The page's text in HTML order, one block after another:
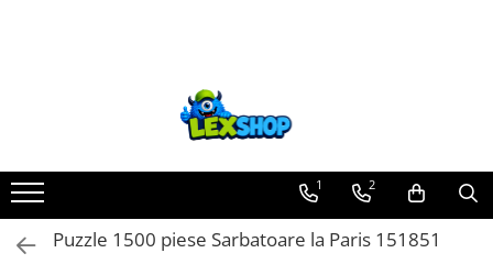
Board Games
Extensii boardgames
Card Games (jocuri cu carti)
1 2
Puzzle 1500 piese Sarbatoare la Paris 151851